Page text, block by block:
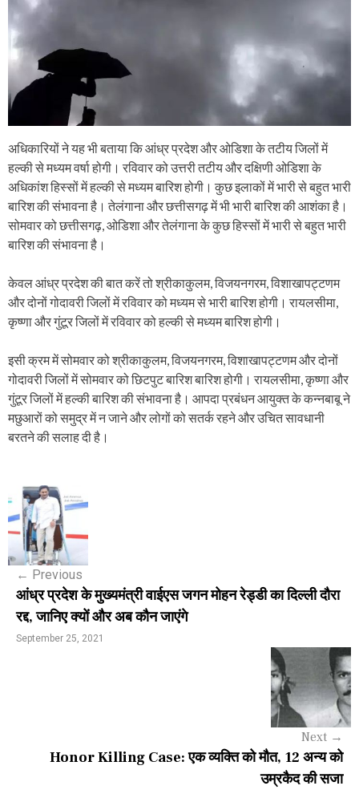
अधिकारियों ने यह भी बताया कि आंध्र प्रदेश और ओडिशा के तटीय जिलों में
हल्की से मध्यम वर्षा होगी। रविवार को उत्तरी तटीय और दक्षिणी ओडिशा के
अधिकांश हिस्सों में हल्की से मध्यम बारिश होगी। कुछ इलाकों में भारी से बहुत भारी
बारिश की संभावना है। तेलंगाना और छत्तीसगढ़ में भी भारी बारिश की आशंका है।
सोमवार को छत्तीसगढ़, ओडिशा और तेलंगाना के कुछ हिस्सों में भारी से बहुत भारी
बारिश की संभावना है।
केवल आंध्र प्रदेश की बात करें तो श्रीकाकुलम, विजयनगरम, विशाखापट्टणम
और दोनों गोदावरी जिलों में रविवार को मध्यम से भारी बारिश होगी। रायलसीमा,
कृष्णा और गुंटूर जिलों में रविवार को हल्की से मध्यम बारिश होगी।
इसी क्रम में सोमवार को श्रीकाकुलम, विजयनगरम, विशाखापट्टणम और दोनों
गोदावरी जिलों में सोमवार को छिटपुट बारिश बारिश होगी। रायलसीमा, कृष्णा और
गुंटूर जिलों में हल्की बारिश की संभावना है। आपदा प्रबंधन आयुक्त के कन्नबाबू ने
मछुआरों को समुद्र में न जाने और लोगों को सतर्क रहने और उचित सावधानी
बरतने की सलाह दी है।
P
o
s
n
a
← Previous
आंध्र प्रदेश के मुख्यमंत्री वाईएस जगन मोहन रेड्डी का दिल्ली दौरा
रद्द, जानिए क्यों और अब कौन जाएंगे
September 25, 2021
Next →
Honor Killing Case: एक व्यक्ति को मौत, 12 अन्य को
उम्रकैद की सजा